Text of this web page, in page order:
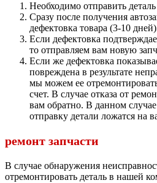
Необходимо отправить
Сразу после получения
дефектовка товара (3-10
Если дефектовка
то отправляем вам новую
Если же дефектовка
повреждена в результате
мы можем ее
счет. В случае отказа от
вам обратно. В данном
отправку детали ложатся на
ремонт запчасти
В случае обнаружения
отремонтировать деталь в нашей